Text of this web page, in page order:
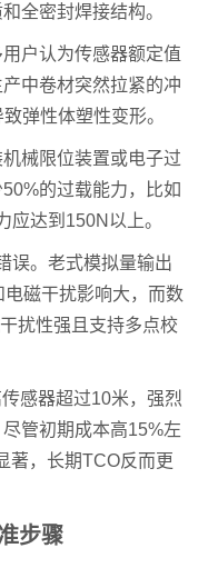
全密封焊接结构。
户认为传感器额定值
中卷材突然拉紧的冲
弹性体塑性变形。
械限位装置或电子过
的过载能力，比如
应达到150N以上。
误。老式模拟量输出
电磁干扰影响大，而数
扰性强且支持多点校
感器超过10米，强烈
管初期成本高15%左
著，长期TCO反而更
步骤